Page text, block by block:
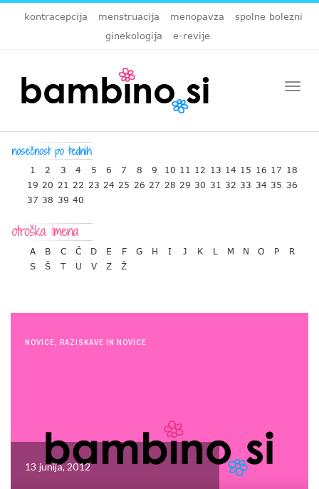
kontracepcija menstruacija menopavza
spolne bolezni
ginekologija
e-revije
1 2 3 4 5 6 7 8 9 10 11 12 13 14 15 16 17 18
19 20 21 22 23 24 25 26 27 28 29 30 31 32 33 34 35 36
37 38 39 40
A B C Č D E F G H I J K L M N O P
R
S
Š T U V Z Ž
NOVICE RAZISKAVE IN NOVICE
13 junija, 2012